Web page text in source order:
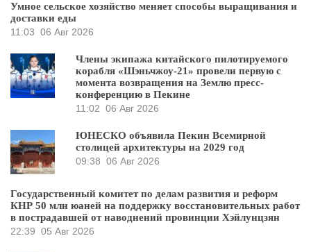
Умное сельское хозяйство меняет способы выращивания и
доставки еды
11:03 06 Авг 2026
Члены экипажа китайского пилотируемого
корабля «Шэньчжоу-21» провели первую с
момента возвращения на Землю пресс-
конференцию в Пекине
11:02 06 Авг 2026
ЮНЕСКО объявила Пекин Всемирной
столицей архитектуры на 2029 год
09:38 06 Авг 2026
Государственный комитет по делам развития и реформ
КНР 50 млн юаней на поддержку восстановительных работ
в пострадавшей от наводнений провинции Хэйлунцзян
22:39 05 Авг 2026